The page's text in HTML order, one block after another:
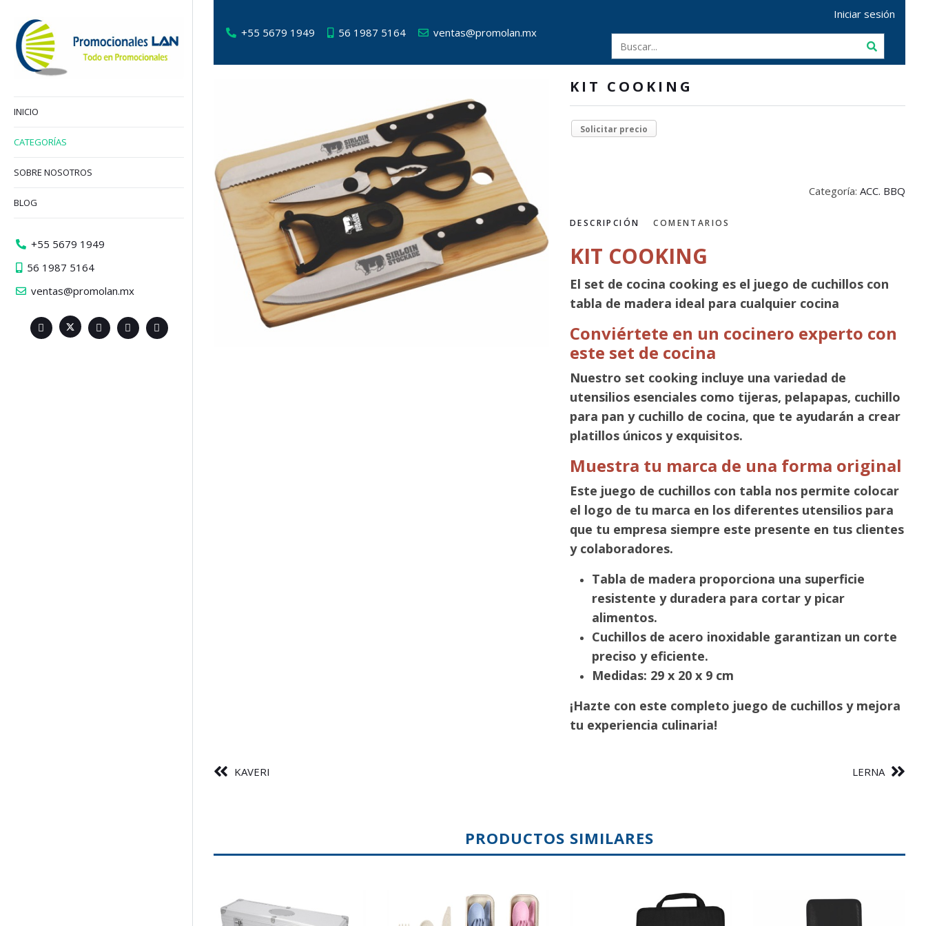
+55 5679 1949 56 1987 5164 ventas@promolan.mx
Iniciar sesión
KIT COOKING
Solicitar precio
Categoría: ACC. BBQ
DESCRIPCIÓN COMENTARIOS
KIT COOKING
El set de cocina cooking es el juego de cuchillos con
tabla de madera ideal para cualquier cocina
Conviértete en un cocinero experto con
este set de cocina
Nuestro set cooking incluye una variedad de
utensilios esenciales como tijeras, pelapapas, cuchillo
para pan y cuchillo de cocina, que te ayudarán a crear
platillos únicos y exquisitos.
Muestra tu marca de una forma original
Este juego de cuchillos con tabla nos permite colocar
el logo de tu marca en los diferentes utensilios para
que tu empresa siempre este presente en tus clientes
y colaboradores.
Tabla de madera proporciona una superficie
resistente y duradera para cortar y picar
alimentos.
Cuchillos de acero inoxidable garantizan un corte
preciso y eficiente.
Medidas: 29 x 20 x 9 cm
¡Hazte con este completo juego de cuchillos y mejora
tu experiencia culinaria!
KAVERI LERNA
PRODUCTOS SIMILARES
INICIO
CATEGORÍAS
SOBRE NOSOTROS
BLOG
+55 5679 1949
56 1987 5164
ventas@promolan.mx